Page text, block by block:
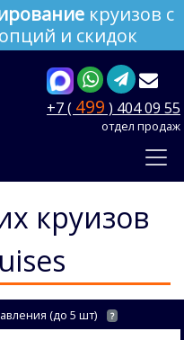
круизов с
и скидок
+7 ( 499 ) 404 09 55
отдел продаж
круизов
(до 5 шт) ?